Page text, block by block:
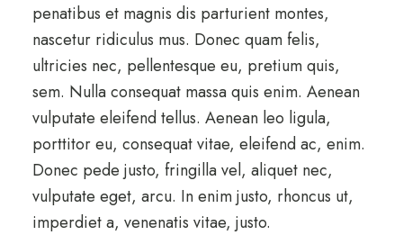
penatibus et magnis dis parturient montes,
nascetur ridiculus mus. Donec quam felis,
ultricies nec, pellentesque eu, pretium quis,
sem. Nulla consequat massa quis enim. Aenean
vulputate eleifend tellus. Aenean leo ligula,
porttitor eu, consequat vitae, eleifend ac, enim.
Donec pede justo, fringilla vel, aliquet nec,
vulputate eget, arcu. In enim justo, rhoncus ut,
imperdiet a, venenatis vitae, justo.